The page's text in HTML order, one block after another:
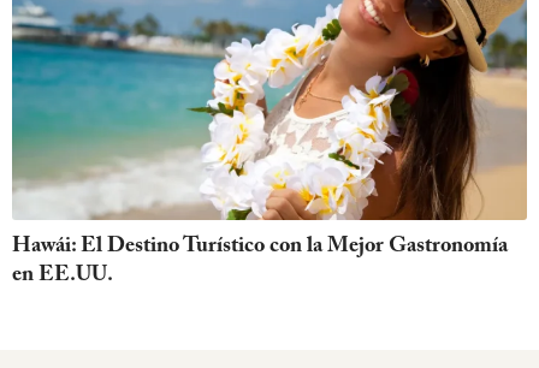
Hawái: El Destino Turístico con la Mejor Gastronomía
en EE.UU.